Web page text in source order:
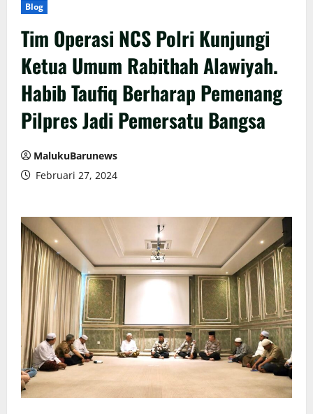
Blog
Tim Operasi NCS Polri Kunjungi
Ketua Umum Rabithah Alawiyah.
Habib Taufiq Berharap Pemenang
Pilpres Jadi Pemersatu Bangsa
MalukuBarunews
Februari 27, 2024